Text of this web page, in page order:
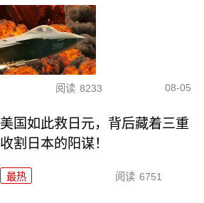
阅读 8233 08-05
美国如此救日元，背后藏着三重
收割日本的阳谋！
最热 阅读 6751